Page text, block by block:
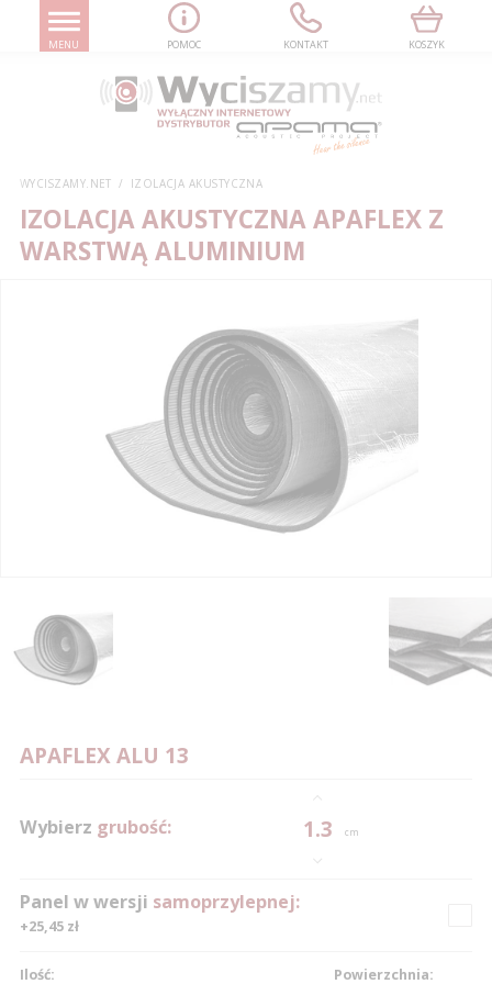
MENU POMOC KONTAKT KOSZYK
WYCISZAMY.NET IZOLACJA AKUSTYCZNA
IZOLACJA AKUSTYCZNA APAFLEX Z
WARSTWĄ ALUMINIUM
APAFLEX ALU 13
Wybierz grubość: 1.3 cm
Panel w wersji samoprzylepnej:
+25,45 zł
Ilość:
Powierzchnia:
5
6
5
6
0